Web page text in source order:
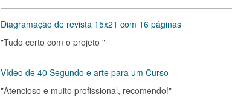
Diagramação de revista 15x21 com 16 páginas
"Tudo certo com o projeto "
Vídeo de 40 Segundo e arte para um Curso
"Atencioso e muito profissional, recomendo!"